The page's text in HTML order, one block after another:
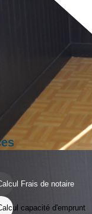
Frais de notaire
capacité d'emprunt